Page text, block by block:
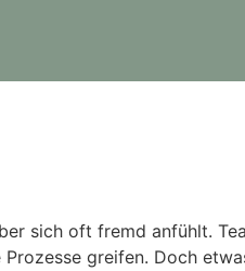
sich oft fremd anfühlt.
greifen. Doch